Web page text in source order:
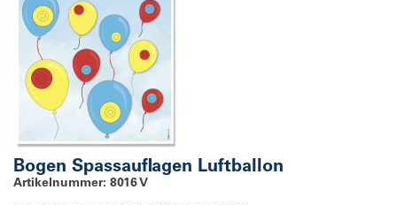
Bogen Spassauflagen Luftballon
Artikelnummer: 8016 V